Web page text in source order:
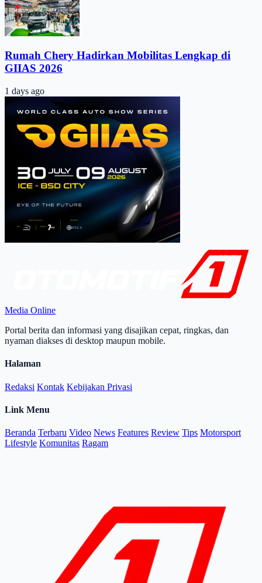
Rumah Chery Hadirkan Mobilitas Lengkap di
GIIAS 2026
1 days ago
Media Online
Portal berita dan informasi yang disajikan cepat, ringkas, dan
nyaman diakses di desktop maupun mobile.
Halaman
Redaksi Kontak Kebijakan Privasi
Link Menu
Beranda Terbaru Video News Features Review Tips Motorsport
Lifestyle Komunitas Ragam